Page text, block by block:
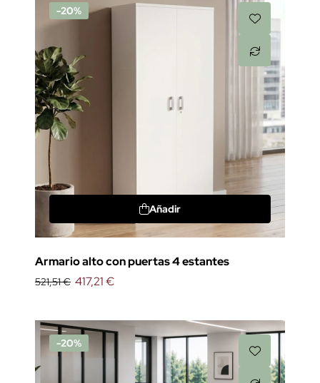
-20%
Añadir
Armario alto con puertas 4 estantes
521,51 € 417,21 €
-20%